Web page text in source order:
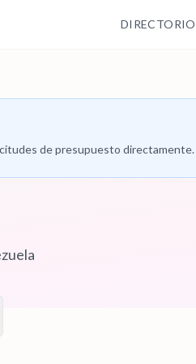
DIRECTORIO
de presupuesto directamente.